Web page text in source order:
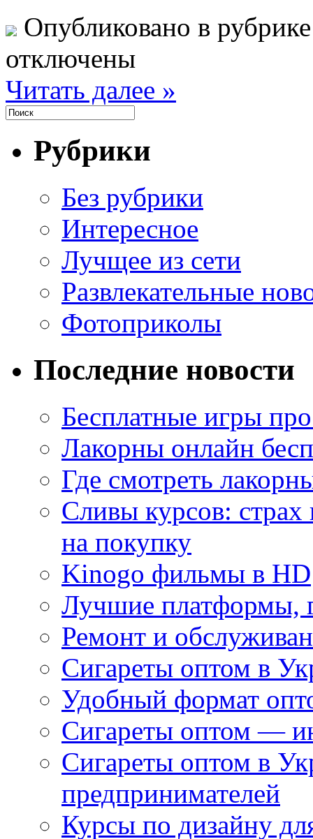
Опубликовано в
отключены
Читать далее »
Рубрики
Без рубрики
Интересное
Лучщее из сети
Развлекательные
Фотоприколы
Последние новости
Бесплатные игры
Лакорны онлайн
Где смотреть
Сливы курсов:
на покупку
Kinogo фильмы в HD
Лучшие платформы,
Ремонт и
Сигареты оптом в
Удобный формат
Сигареты оптом —
Сигареты оптом в
предпринимателей
Курсы по дизайну